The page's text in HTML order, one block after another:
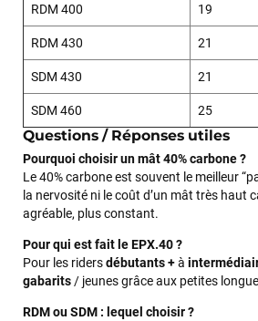
RDM 400 19
RDM 430 21
SDM 430 21
SDM 460 25
Questions / Réponses utiles
Pourquoi choisir un mât 40% carbone ?
Le 40% carbone est souvent le meilleur
la nervosité ni le coût d’un mât très haut
agréable, plus constant.
Pour qui est fait le EPX.40 ?
Pour les ridersdébutants +à
gabarits / jeunes grâce aux petites
RDM ou SDM : lequel choisir ?